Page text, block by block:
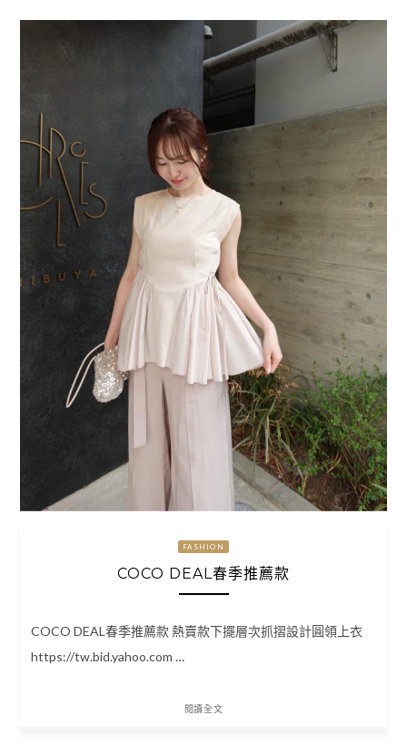
FASHION
COCO DEAL春季推薦款
COCO DEAL春季推薦款 熱賣款下擺層次抓摺設計圓領上衣
https://tw.bid.yahoo.com …
閱讀全文